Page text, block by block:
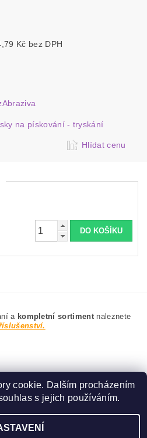
24,79 Kč bez DPH
na pískování - tryskání
Hlídat cenu
akompletní sortimentnaleznete
| Heureka.cz
cookie. Dalším procházením
s jejich používáním.